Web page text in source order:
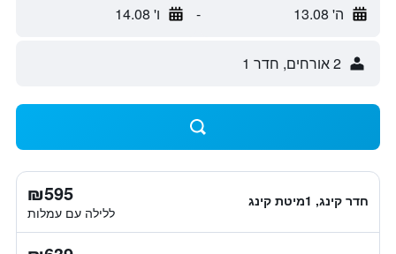
ה' 13.08 - ו' 14.08
2 אורחים, חדר 1
חדר קינג, 1מיטת קינג ₪595
ללילה עם עמלות